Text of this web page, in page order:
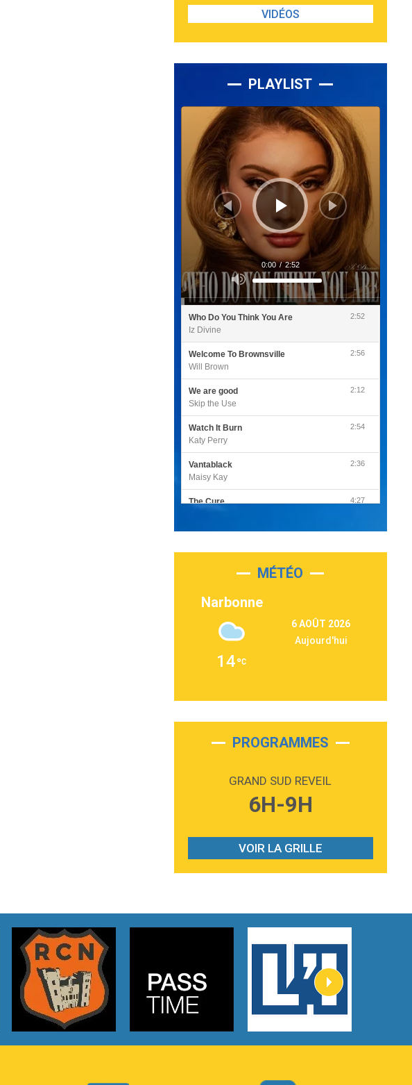
VIDÉOS
PLAYLIST
Lecteur
Utilisez
les
flèches
haut/bas
augmenter
le
volume.
0:00 / 2:52
Who Do You Think You Are
Iz Divine
2:52
Welcome To Brownsville
Will Brown
2:56
We are good
Skip the Use
2:12
Watch It Burn
Katy Perry
2:54
Vantablack
Maisy Kay
2:36
The Cure
4:27
Luke Combs
Second Chance
Martin Garrix & Ed Sheeran
Alex Warren
On My Soul
2:28
Phoebe Bridgers
Gracie Abrams
Heaven On Your Mind
Heart On Fire
Lovecats
Hate that i made you love me
Ariana Grande –
MÉTÉO
Narbonne
14
6 AOÛT 2026
Aujourd'hui
PROGRAMMES
GRAND SUD REVEIL
6H-9H
VOIR LA GRILLE